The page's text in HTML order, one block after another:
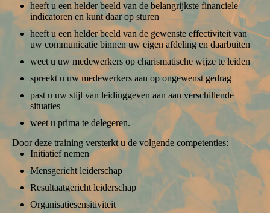
heeft u een helder beeld van de belangrijkste financiele
indicatoren en kunt daar op sturen
heeft u een helder beeld van de gewenste effectiviteit van
uw communicatie binnen uw eigen afdeling en daarbuiten
weet u uw medewerkers op charismatische wijze te leiden
spreekt u uw medewerkers aan op ongewenst gedrag
past u uw stijl van leidinggeven aan aan verschillende
situaties
weet u prima te delegeren.
Door deze training versterkt u de volgende competenties:
Initiatief nemen
Mensgericht leiderschap
Resultaatgericht leiderschap
Organisatiesensitiviteit